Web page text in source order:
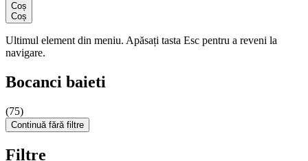
Coș
Coș
Ultimul element din meniu. Apăsați tasta Esc pentru a reveni la
navigare.
Bocanci baieti
(75)
Continuă fără filtre
Filtre